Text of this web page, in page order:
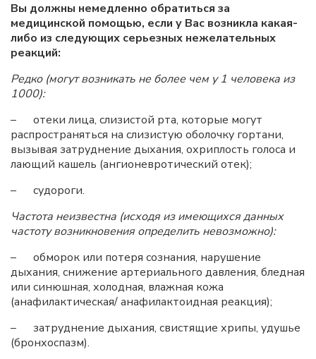
Вы должны немедленно обратиться за
медицинской помощью, если у Вас возникла какая-
либо из следующих серьезных нежелательных
реакций:
Редко (могут возникать не более чем у 1 человека из
1000):
– отеки лица, слизистой рта, которые могут
распространяться на слизистую оболочку гортани,
вызывая затруднение дыхания, охриплость голоса и
лающий кашель (ангионевротический отек);
– судороги.
Частота неизвестна (исходя из имеющихся данных
частоту возникновения определить невозможно):
– обморок или потеря сознания, нарушение
дыхания, снижение артериального давления, бледная
или синюшная, холодная, влажная кожа
(анафилактическая/ анафилактоидная реакция);
– затруднение дыхания, свистящие хрипы, удушье
(бронхоспазм).